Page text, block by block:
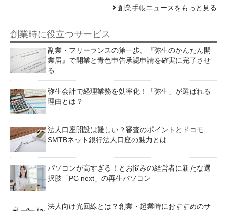
創業手帳ニュースをもっと見る
創業時に役立つサービス
副業・フリーランスの第一歩。『弥生のかんたん開
業届』で開業と青色申告承認申請を確実に完了させ
る
弥生会計で経理業務を効率化！「弥生」が選ばれる
理由とは？
法人口座開設は難しい？審査のポイントとドコモ
SMTBネット銀行法人口座の魅力とは
パソコンが高すぎる！とお悩みの経営者に新たな選
択肢「PC next」の再生パソコン
法人向け光回線とは？創業・起業時におすすめのサ